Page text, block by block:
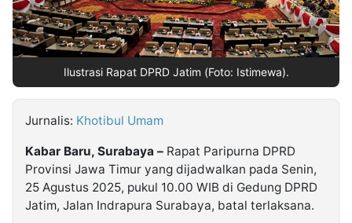
Kabarbaru
Ilustrasi Rapat DPRD Jatim (Foto: Istimewa).
Jurnalis: Khotibul Umam
Kabar Baru, Surabaya – Rapat Paripurna DPRD
Provinsi Jawa Timur yang dijadwalkan pada Senin,
25 Agustus 2025, pukul 10.00 WIB di Gedung DPRD
Jatim, Jalan Indrapura Surabaya, batal terlaksana.